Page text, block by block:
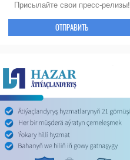
Присылайте свои пресс-релизы!
ОТПРАВИТЬ